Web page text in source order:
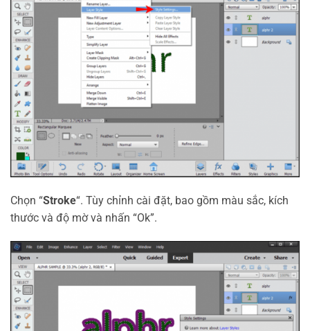
Chọn “Stroke“. Tùy chỉnh cài đặt, bao gồm màu sắc, kích
thước và độ mờ và nhấn “Ok”.